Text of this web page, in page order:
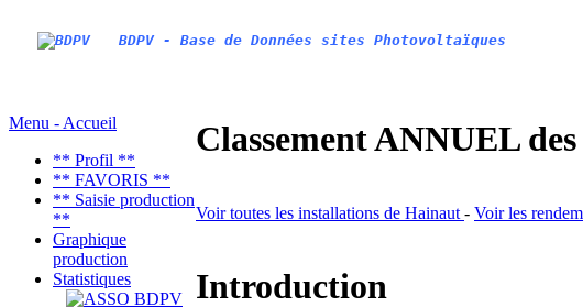
BDPV - Base de Données sites Photovoltaïques
Menu - Accueil
** Profil **
** FAVORIS **
** Saisie production
**
Graphique
production
Statistiques
Classement ANNUEL
Voir toutes les installations de Hainaut - Voir les
Introduction